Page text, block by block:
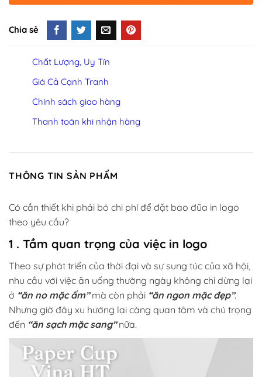
Chia sẻ
Chất Lượng, Uy Tín
Giá Cả Cạnh Tranh
Chính sách giao hàng
Thanh toán khi nhận hàng
THÔNG TIN SẢN PHẨM
Có cần thiết khi phải bỏ chi phí để đặt bao đũa in logo
theo yêu cầu?
1 . Tầm quan trọng của việc in logo
Theo sự phát triển của thời đại và sự sung túc của xã hội,
nhu cầu với việc ăn uống thường ngày không chỉ dừng lại
ở “ăn no mặc ấm”mà còn phải “ăn ngon mặc đẹp”.
Nhưng giờ đây xu hướng lại càng quan tâm và chú trọng
đến “ăn sạch mặc sang”nữa.